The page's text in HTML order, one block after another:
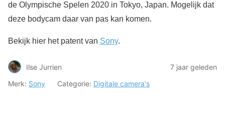
de Olympische Spelen 2020 in Tokyo, Japan. Mogelijk dat
deze bodycam daar van pas kan komen.
Bekijk hier het patent van Sony.
Ilse Jurrien
7 jaar geleden
Merk: Sony Categorie: Digitale camera's